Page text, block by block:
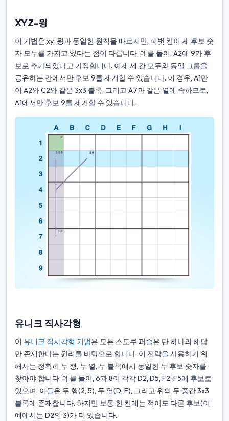
XYZ-윙
이 기법은 xy-윙과 동일한 원칙을 따르지만, 피벗 칸이 세 후보 숫
자 모두를 가지고 있다는 점이 다릅니다. 예를 들어, A2에 9가 후
보로 추가되었다고 가정합니다. 이제 세 칸 모두와 동일 그룹을
공유하는 칸에서만 후보 9를 제거할 수 있습니다. 이 경우, A1만
이 A2와 C2와 같은 3x3 블록, 그리고 A7과 같은 열에 속하므로,
A1에서만 후보 9를 제거할 수 있습니다.
유니크 직사각형
이 유니크 직사각형 기법은 모든 스도쿠 퍼즐은 단 하나의 해답
만 존재한다는 원리를 바탕으로 합니다. 이 전략을 사용하기 위
해서는 정확히 두 행, 두 열, 두 블록에서 동일한 두 후보 숫자를
찾아야 합니다. 예를 들어, 6과 8이 각각 D2, D5, F2, F5에 후보로
있으며, 이들은 두 행(2, 5), 두 열(D, F), 그리고 위의 두 중간 3x3
블록에 존재합니다. 하지만 보통 한 칸에는 적어도 다른 후보(이
예에서는 D2의 3)가 더 있습니다.